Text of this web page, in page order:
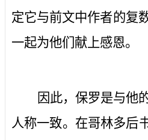
定它与前文中作者的复
一起为他们献上感恩。
因此，保罗是与他
人称一致。在哥林多后